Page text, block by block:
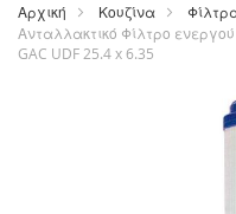
περιεχόμενο
Αρχική Κουζίνα
Ανταλλακτικό Φίλτρο
GAC UDF 25.4 x 6.35